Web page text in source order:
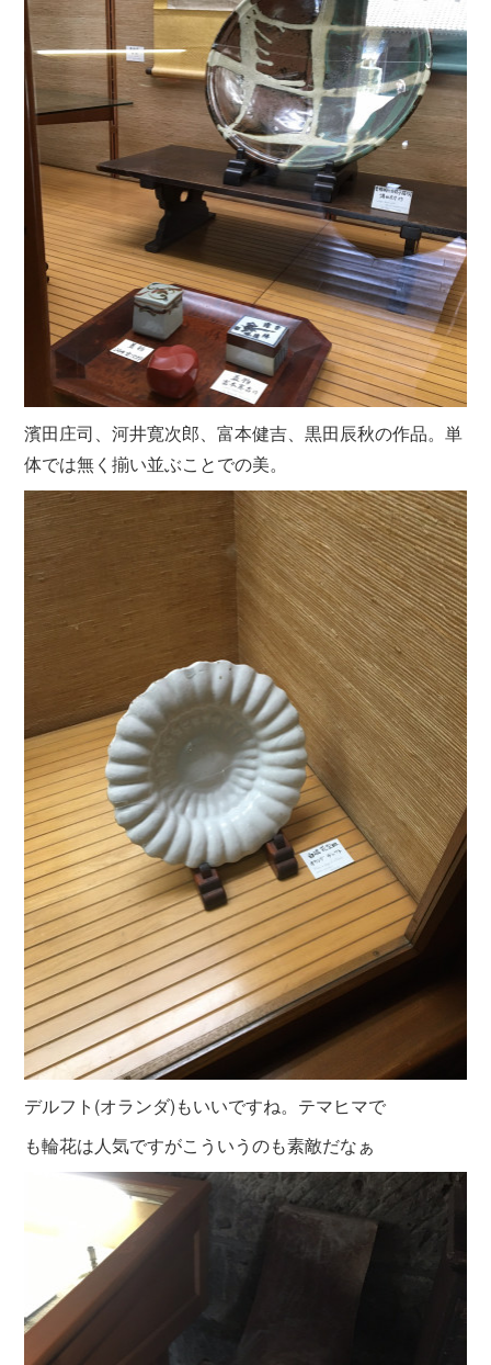
濱田庄司、河井寛次郎、富本健吉、黒田辰秋の作品。単
体では無く揃い並ぶことでの美。
デルフト(オランダ)もいいですね。テマヒマで
も輪花は人気ですがこういうのも素敵だなぁ